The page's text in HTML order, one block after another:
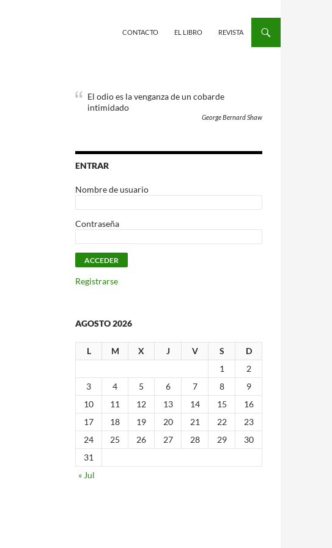
CONTACTO EL LIBRO REVISTA
El odio es la venganza de un cobarde
intimidado
George Bernard Shaw
ENTRAR
Nombre de usuario
Contraseña
Registrarse
AGOSTO 2026
L M X J V S
D
1
2
3
4 5 6 7 8
9
10
11 12 13 14 15
16
17
18 19 20 21 22
23
24
25 26 27 28 29
30
31
« Jul